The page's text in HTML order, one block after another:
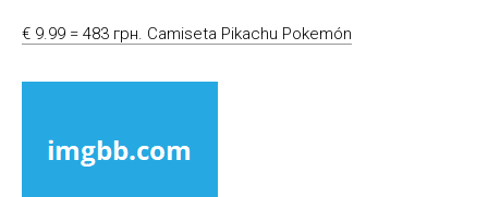
€ 9.99 = 483 грн. Camiseta Pikachu Pokemón